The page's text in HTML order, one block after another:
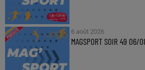
6 août 2026
MAGSPORT SOIR 49 06/